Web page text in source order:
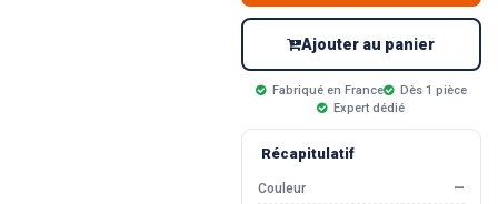
Ajouter au panier
Fabriqué en France
Dès 1 pièce
Expert dédié
Récapitulatif
Couleur
—